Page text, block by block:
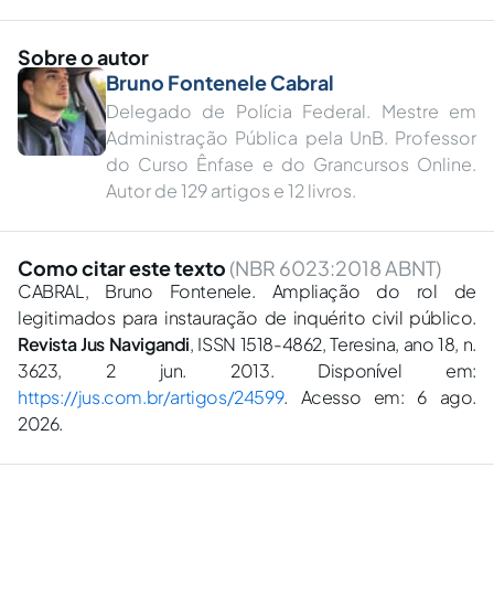
Sobre o autor
Bruno Fontenele Cabral
Delegado de Polícia Federal. Mestre em
Administração Pública pela UnB. Professor
do Curso Ênfase e do Grancursos Online.
Autor de 129 artigos e 12 livros.
Como citar este texto (NBR 6023:2018 ABNT)
CABRAL, Bruno Fontenele. Ampliação do rol de
legitimados para instauração de inquérito civil público.
Revista Jus Navigandi, ISSN 1518-4862, Teresina, ano 18, n.
3623, 2 jun. 2013. Disponível em:
https://jus.com.br/artigos/24599. Acesso em: 6 ago.
2026.